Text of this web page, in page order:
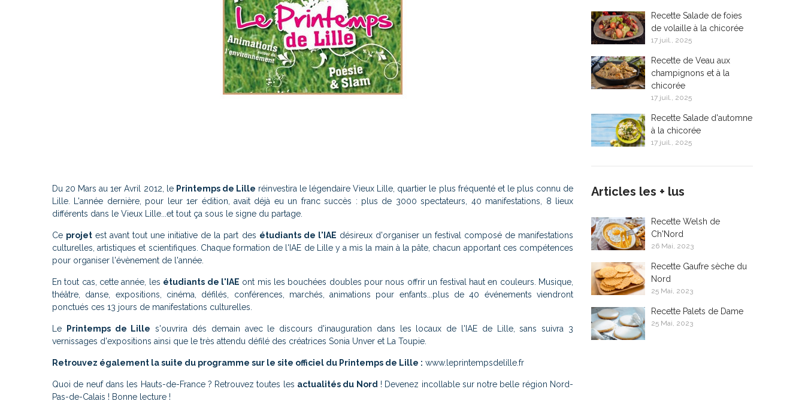
Du 20 Mars au 1er Avril 2012, le Printemps de Lille réinvestira le légendaire Vieux Lille, quartier le plus fréquenté et le plus connu de
Lille. L'année dernière, pour leur 1er édition, avait déjà eu un franc succès : plus de 3000 spectateurs, 40 manifestations, 8 lieux
différents dans le Vieux Lille...et tout ça sous le signe du partage.
Ce projet est avant tout une initiative de la part des étudiants de l'IAE désireux d'organiser un festival composé de manifestations
culturelles, artistiques et scientifiques. Chaque formation de l'IAE de Lille y a mis la main à la pâte, chacun apportant ces compétences
pour organiser l'évènement de l'année.
En tout cas, cette année, les étudiants de l'IAE ont mis les bouchées doubles pour nous offrir un festival haut en couleurs. Musique,
théâtre, danse, expositions, cinéma, défilés, conférences, marchés, animations pour enfants...plus de 40 événements viendront
ponctués ces 13 jours de manifestations culturelles.
Le Printemps de Lille s'ouvrira dés demain avec le discours d'inauguration dans les locaux de l'IAE de Lille, sans suivra 3
vernissages d'expositions ainsi que le très attendu défilé des créatrices Sonia Unver et La Toupie.
Retrouvez également la suite du programme sur le site officiel du Printemps de Lille : www.leprintempsdelille.fr
Quoi de neuf dans les Hauts-de-France ? Retrouvez toutes les actualités du Nord ! Devenez incollable sur notre belle région Nord-
Pas-de-Calais ! Bonne lecture !
Recette Salade de foies
de volaille à la chicorée
17 juil., 2025
Recette de Veau aux
champignons et à la
chicorée
17 juil., 2025
Recette Salade d'automne
à la chicorée
17 juil., 2025
Articles les + lus
Recette Welsh de
Ch'Nord
26 Mai, 2023
Recette Gaufre sèche du
Nord
25 Mai, 2023
Recette Palets de Dame
25 Mai, 2023